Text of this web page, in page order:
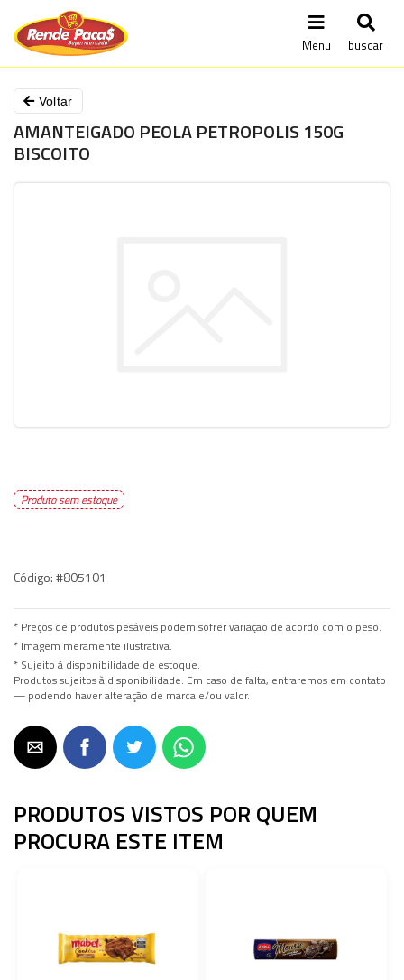
Menu buscar
Voltar
AMANTEIGADO PEOLA PETROPOLIS 150G
BISCOITO
Produto sem estoque
Código:#805101
* Preços de produtos pesáveis podem sofrer variação de acordo com o peso.
* Imagem meramente ilustrativa.
* Sujeito à disponibilidade de estoque.
Produtos sujeitos à disponibilidade. Em caso de falta, entraremos em contato
— podendo haver alteração de marca e/ou valor.
PRODUTOS VISTOS POR QUEM
PROCURA ESTE ITEM